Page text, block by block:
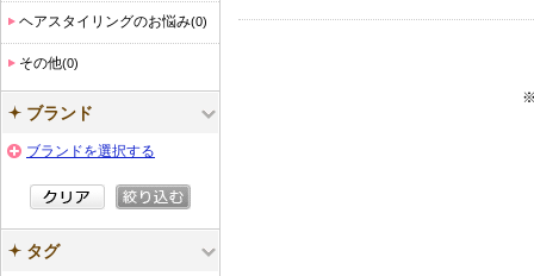
※
ヘアスタイリングのお悩み(0)
その他(0)
ブランド
ブランドを選択する
タグ